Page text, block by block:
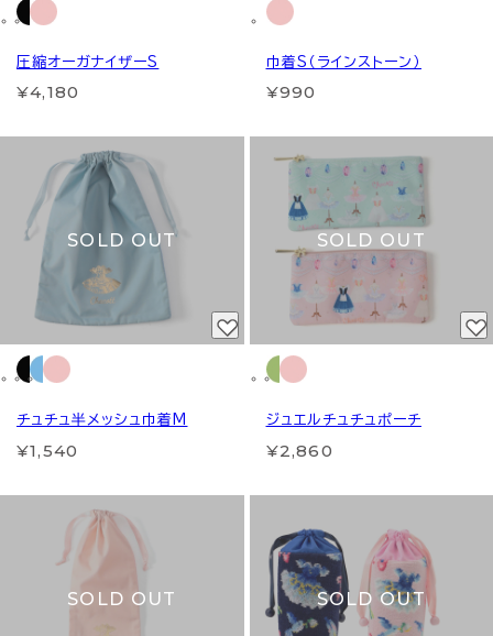
圧縮オーガナイザーS
¥4,180
巾着S（ラインストーン）
¥990
SOLD OUT
チュチュ半メッシュ巾着M
¥1,540
SOLD OUT
ジュエルチュチュポーチ
¥2,860
SOLD OUT SOLD OUT